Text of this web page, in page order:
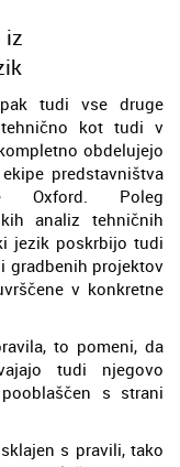
iz
tudi vse druge
kot tudi v
obdelujejo
predstavništva
Oxford. Poleg
analiz tehničnih
jezik poskrbijo tudi
gradbenih projektov
v konkretne
to pomeni, da
tudi njegovo
s strani
s pravili, tako